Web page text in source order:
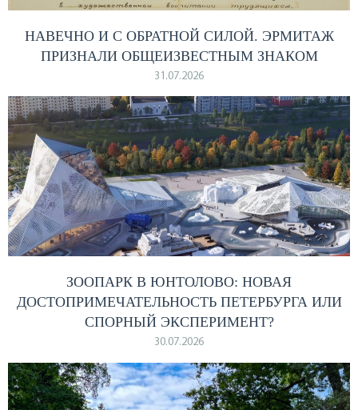
НАВЕЧНО И С ОБРАТНОЙ СИЛОЙ. ЭРМИТАЖ
ПРИЗНАЛИ ОБЩЕИЗВЕСТНЫМ ЗНАКОМ
31.07.2026
ЗООПАРК В ЮНТОЛОВО: НОВАЯ
ДОСТОПРИМЕЧАТЕЛЬНОСТЬ ПЕТЕРБУРГА ИЛИ
СПОРНЫЙ ЭКСПЕРИМЕНТ?
30.07.2026